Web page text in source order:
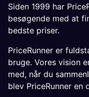
Siden 1999 har
besøgende med at
bedste priser.
PriceRunner er
bruge. Vores vision
med, når du
blev PriceRunner en